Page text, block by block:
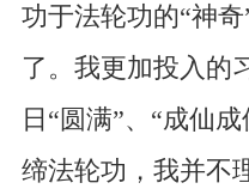
功于法轮功的“神
了。我更加投入的
日“圆满”、“成仙
缔法轮功，我并不